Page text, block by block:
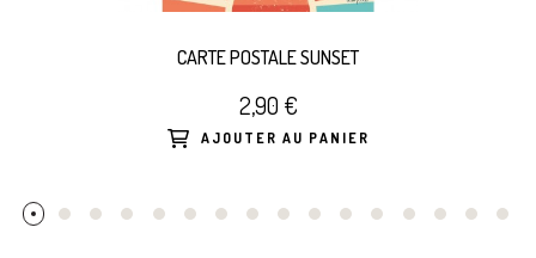
CARTE POSTALE SUNSET
2,90 €
AJOUTER AU PANIER